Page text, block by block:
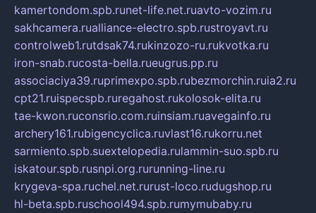
kamertondom.spb.runet-life.net.ruavto-vozim.ru
sakhcamera.rualliance-electro.spb.rustroyavt.ru
controlweb1.rutdsak74.rukinzozo-ru.rukvotka.ru
iron-snab.rucosta-bella.rueugrus.pp.ru
associaciya39.ruprimexpo.spb.rubezmorchin.ruia2.ru
cpt21.ruispecspb.ruregahost.rukolosok-elita.ru
tae-kwon.ruconsrio.com.ruinsiam.ruavegainfo.ru
archery161.rubigencyclica.ruvlast16.rukorru.net
sarmiento.spb.suextelopedia.rulammin-suo.spb.ru
iskatour.spb.rusnpi.org.rurunning-line.ru
krygeva-spa.ruchel.net.rurust-loco.rudugshop.ru
hl-beta.spb.ruschool494.spb.rumymubaby.ru